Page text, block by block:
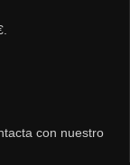
con nuestro